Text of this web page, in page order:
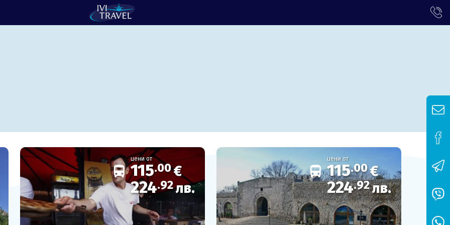
цени от
115.00€
224.92лв.
цени от
115.00€
224.92лв.